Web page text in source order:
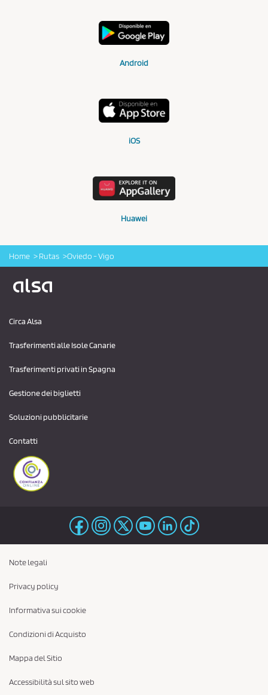
Android
iOS
Huawei
Home Rutas Oviedo - Vigo
Circa Alsa
Trasferimenti alle Isole Canarie
Trasferimenti privati ​​in Spagna
Gestione dei biglietti
Soluzioni pubblicitarie
Contatti
Logo Alsa
Note legali
Privacy policy
Informativa sui cookie
Condizioni di Acquisto
Mappa del Sitio
Accessibilità sul sito web